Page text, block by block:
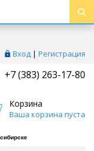
Вход | Регистрация
+7 (383) 263-17-80
Корзина
Ваша корзина пуста